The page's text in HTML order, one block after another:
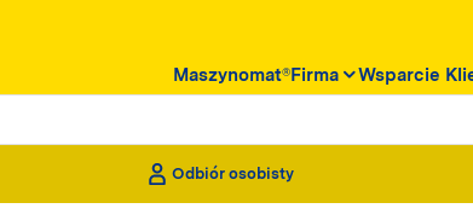
Maszynomat®Firma Wsparcie
Odbiór osobisty